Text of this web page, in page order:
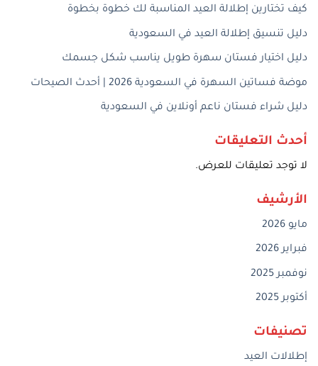
كيف تختارين إطلالة العيد المناسبة لك خطوة بخطوة
دليل تنسيق إطلالة العيد في السعودية
دليل اختيار فستان سهرة طويل يناسب شكل جسمك
موضة فساتين السهرة في السعودية 2026 | أحدث الصيحات
دليل شراء فستان ناعم أونلاين في السعودية
أحدث التعليقات
لا توجد تعليقات للعرض.
الأرشيف
مايو 2026
فبراير 2026
نوفمبر 2025
أكتوبر 2025
تصنيفات
إطلالات العيد